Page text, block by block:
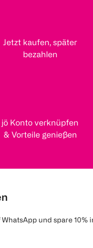
Jetzt kaufen, später
bezahlen
jö Konto verknüpfen
& Vorteile genießen
und spare 10%